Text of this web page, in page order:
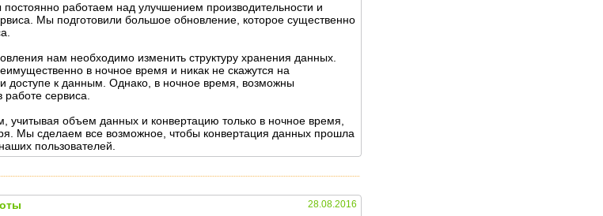
работаем над улучшением производительности и
Мы подготовили большое обновление, которое существенно
нам необходимо изменить структуру хранения данных.
в ночное время и никак не скажутся на
и доступе к данным. Однако, в ночное время, возможны
сервиса.
учитывая объем данных и конвертацию только в ночное время,
Мы сделаем все возможное, чтобы конвертация данных прошла
пользователей.
28.08.2016